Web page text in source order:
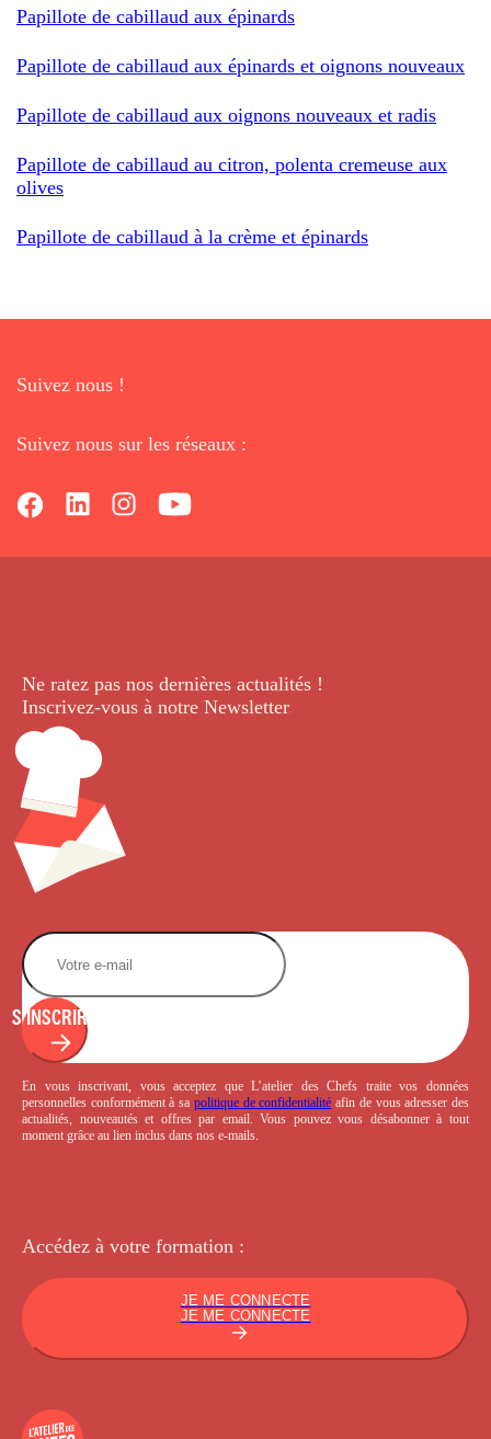
Papillote de cabillaud aux épinards
Papillote de cabillaud aux épinards et oignons nouveaux
Papillote de cabillaud aux oignons nouveaux et radis
Papillote de cabillaud au citron, polenta cremeuse aux
olives
Papillote de cabillaud à la crème et épinards
Suivez nous !
Suivez nous sur les réseaux :
Ne ratez pas nos dernières actualités !
Inscrivez-vous à notre Newsletter.
S'INSCRIRE
En vous inscrivant, vous acceptez que L’atelier des Chefs traite vos données
personnelles conformément à sa politique de confidentialité afin de vous adresser des
actualités, nouveautés et offres par email. Vous pouvez vous désabonner à tout
moment grâce au lien inclus dans nos e-mails.
Accédez à votre formation :
JE ME CONNECTE
JE ME CONNECTE